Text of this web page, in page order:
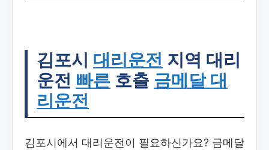
김포시 대리운전 지역 대리
운전 빠른 호출 금메달 대
리운전
김포시에서 대리운전이 필요하신가요? 금메달